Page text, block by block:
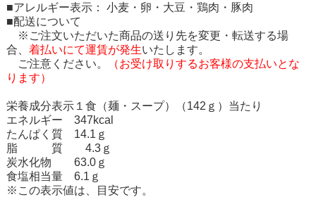
■アレルギー表示： 小麦・卵・大豆・鶏肉・豚肉
■配送について
※ご注文いただいた商品の送り先を変更・転送する場
合、 着払いにて運賃が発生いたします。
ご注意ください。
（お受け取りするお客様の支払いとな
ります）
栄養成分表示１食（麺・スープ）（142ｇ）当たり
エネルギー 347kcal
たんぱく質 14.1ｇ
脂 質 4.3ｇ
炭水化物 63.0ｇ
食塩相当量 6.1ｇ
※この表示値は、目安です。